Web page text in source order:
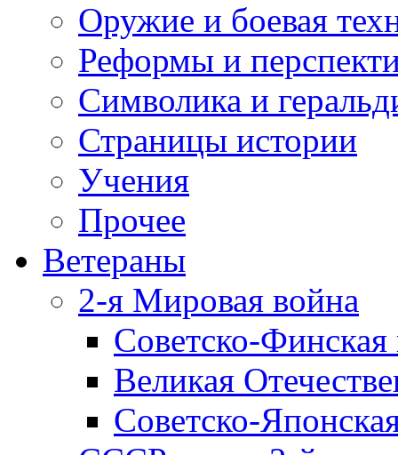
Оружие и боевая
Реформы и
Символика и
Страницы истории
Учения
Прочее
Ветераны
2-я Мировая война
Советско-
Великая
Советско-